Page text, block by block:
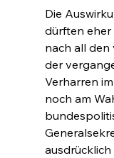
Die
dürften eher
nach all
der
Verharren
noch am